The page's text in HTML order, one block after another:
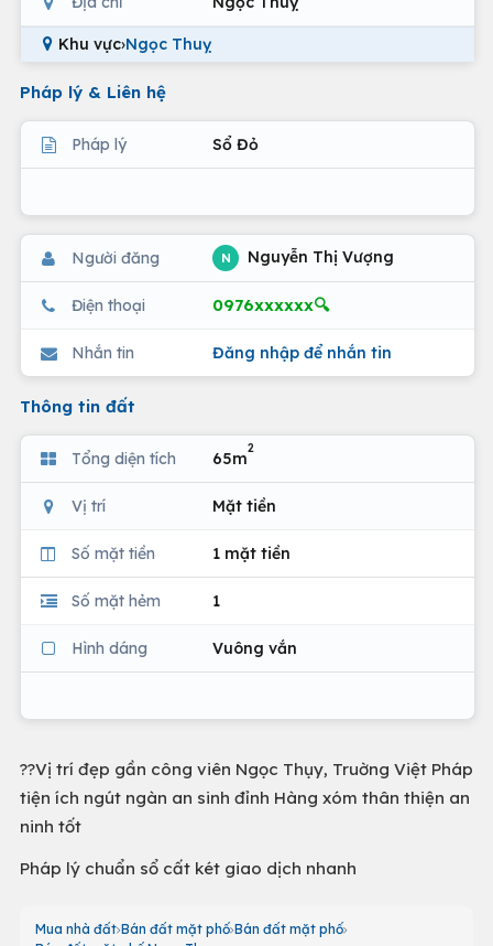
Khu vực›Ngọc Thuỵ
Pháp lý & Liên hệ
Pháp lý Sổ Đỏ
Người đăng N Nguyễn Thị Vượng
Điện thoại 0976xxxxxx🔍
Nhắn tin Đăng nhập để nhắn tin
Thông tin đất
Tổng diện tích 65m
2
Vị trí Mặt tiền
Số mặt tiền 1 mặt tiền
Số mặt hẻm 1
Hình dáng Vuông vắn
??Vị trí đẹp gần công viên Ngọc Thụy, Truờng Việt Pháp
tiện ích ngút ngàn an sinh đỉnh Hàng xóm thân thiện an
ninh tốt
Pháp lý chuẩn sổ cất két giao dịch nhanh
Mua nhà đất Bán đất mặt phố Bán đất mặt phố